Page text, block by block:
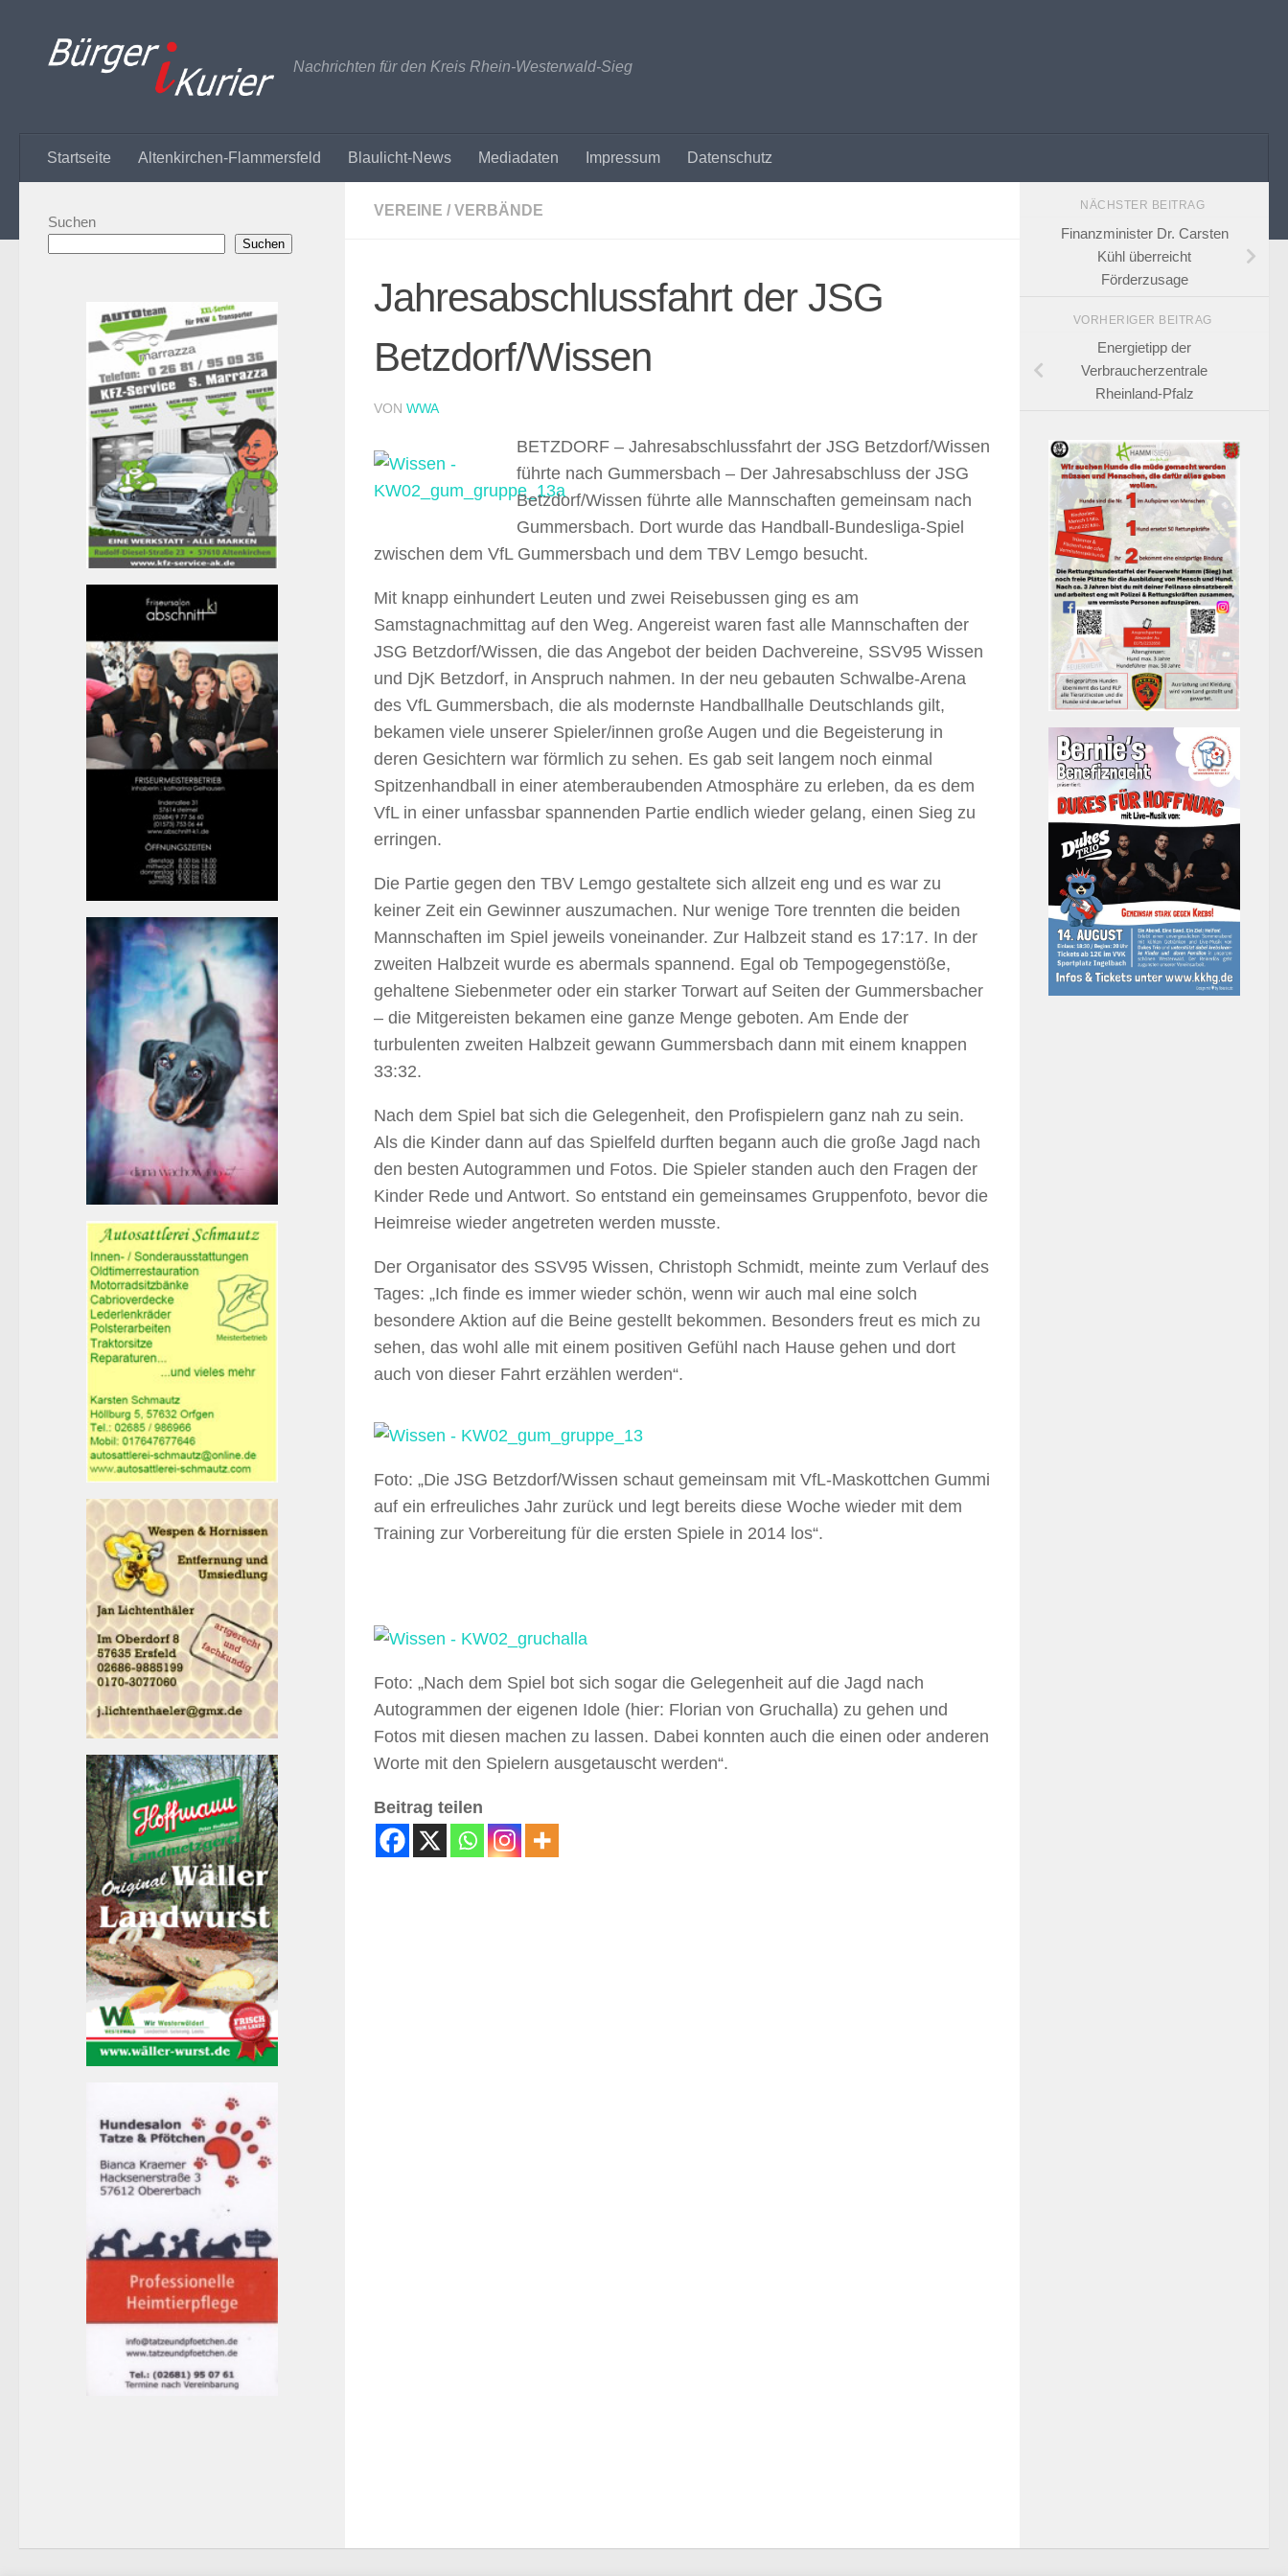
Nachrichten für den Kreis Rhein-Westerwald-Sieg
Startseite Altenkirchen-Flammersfeld Blaulicht-News Mediadaten Impressum Datenschutz
VEREINE / VERBÄNDE
Jahresabschlussfahrt der JSG
Betzdorf/Wissen
VON WWA
BETZDORF – Jahresabschlussfahrt der JSG Betzdorf/Wissen
führte nach Gummersbach – Der Jahresabschluss der JSG
Betzdorf/Wissen führte alle Mannschaften gemeinsam nach
Gummersbach. Dort wurde das Handball-Bundesliga-Spiel
zwischen dem VfL Gummersbach und dem TBV Lemgo besucht.
Mit knapp einhundert Leuten und zwei Reisebussen ging es am
Samstagnachmittag auf den Weg. Angereist waren fast alle Mannschaften der
JSG Betzdorf/Wissen, die das Angebot der beiden Dachvereine, SSV95 Wissen
und DjK Betzdorf, in Anspruch nahmen. In der neu gebauten Schwalbe-Arena
des VfL Gummersbach, die als modernste Handballhalle Deutschlands gilt,
bekamen viele unserer Spieler/innen große Augen und die Begeisterung in
deren Gesichtern war förmlich zu sehen. Es gab seit langem noch einmal
Spitzenhandball in einer atemberaubenden Atmosphäre zu erleben, da es dem
VfL in einer unfassbar spannenden Partie endlich wieder gelang, einen Sieg zu
erringen.
Die Partie gegen den TBV Lemgo gestaltete sich allzeit eng und es war zu
keiner Zeit ein Gewinner auszumachen. Nur wenige Tore trennten die beiden
Mannschaften im Spiel jeweils voneinander. Zur Halbzeit stand es 17:17. In der
zweiten Halbzeit wurde es abermals spannend. Egal ob Tempogegenstöße,
gehaltene Siebenmeter oder ein starker Torwart auf Seiten der Gummersbacher
– die Mitgereisten bekamen eine ganze Menge geboten. Am Ende der
turbulenten zweiten Halbzeit gewann Gummersbach dann mit einem knappen
33:32.
Nach dem Spiel bat sich die Gelegenheit, den Profispielern ganz nah zu sein.
Als die Kinder dann auf das Spielfeld durften begann auch die große Jagd nach
den besten Autogrammen und Fotos. Die Spieler standen auch den Fragen der
Kinder Rede und Antwort. So entstand ein gemeinsames Gruppenfoto, bevor die
Heimreise wieder angetreten werden musste.
Der Organisator des SSV95 Wissen, Christoph Schmidt, meinte zum Verlauf des
Tages: „Ich finde es immer wieder schön, wenn wir auch mal eine solch
besondere Aktion auf die Beine gestellt bekommen. Besonders freut es mich zu
sehen, das wohl alle mit einem positiven Gefühl nach Hause gehen und dort
auch von dieser Fahrt erzählen werden“.
Foto: „Die JSG Betzdorf/Wissen schaut gemeinsam mit VfL-Maskottchen Gummi
auf ein erfreuliches Jahr zurück und legt bereits diese Woche wieder mit dem
Training zur Vorbereitung für die ersten Spiele in 2014 los“.
Foto: „Nach dem Spiel bot sich sogar die Gelegenheit auf die Jagd nach
Autogrammen der eigenen Idole (hier: Florian von Gruchalla) zu gehen und
Fotos mit diesen machen zu lassen. Dabei konnten auch die einen oder anderen
Worte mit den Spielern ausgetauscht werden“.
Beitrag teilen
Suchen
Suchen
NÄCHSTER BEITRAG
Finanzminister Dr. Carsten
Kühl überreicht
Förderzusage
VORHERIGER BEITRAG
Energietipp der
Verbraucherzentrale
Rheinland-Pfalz